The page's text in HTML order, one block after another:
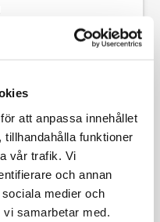
att anpassa innehållet
funktioner
vår trafik. Vi
och annan
medier och
samarbetar med.